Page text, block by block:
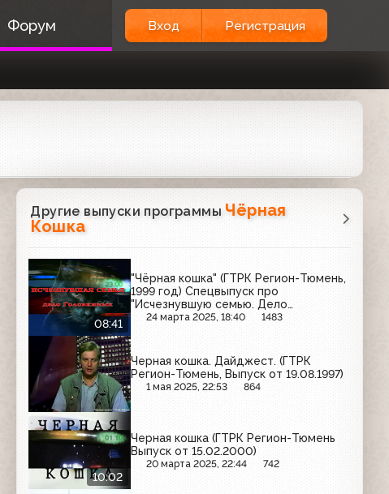
Форум Вход Регистрация
Другие выпуски программы Чёрная
Кошка
08:41
"Чёрная кошка" (ГТРК Регион-Тюмень,
1999 год) Спецвыпуск про
"Исчезнувшую семью. Дело
Головкиных"
24 марта 2025, 18:40 1483
Черная кошка. Дайджест. (ГТРК
Регион-Тюмень, Выпуск от 19.08.1997)
1 мая 2025, 22:53 864
10:02
Черная кошка (ГТРК Регион-Тюмень
Выпуск от 15.02.2000)
20 марта 2025, 22:44 742